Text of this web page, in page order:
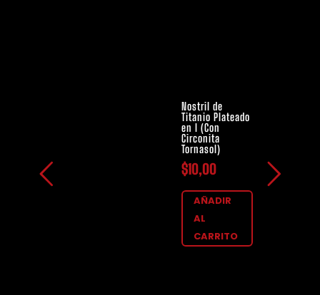
Nostril de
Titanio Plateado
en I (Con
Circonita
Tornasol)
$10,00
AÑADIR
AL
CARRITO